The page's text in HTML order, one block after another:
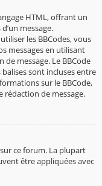
HTML, offrant un
message.
les BBCodes, vous
messages en utilisant
message. Le BBCode
sont incluses entre
sur le BBCode,
rédaction de message.
ce forum. La plupart
être appliquées avec